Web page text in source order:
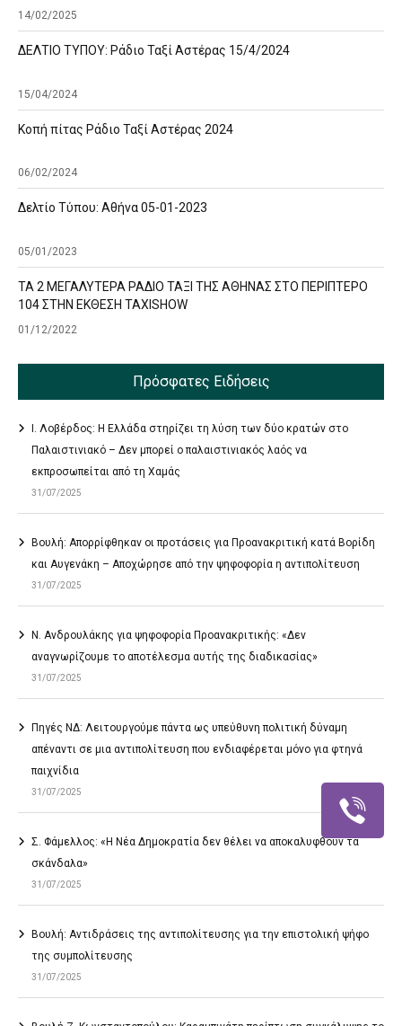
14/02/2025
ΔΕΛΤΙΟ ΤΥΠΟΥ: Ράδιο Ταξί Αστέρας 15/4/2024
15/04/2024
Κοπή πίτας Ράδιο Ταξί Αστέρας 2024
06/02/2024
Δελτίο Τύπου: Αθήνα 05-01-2023
05/01/2023
ΤΑ 2 ΜΕΓΑΛΥΤΕΡΑ ΡΑΔΙΟ ΤΑΞΙ ΤΗΣ ΑΘΗΝΑΣ ΣΤΟ ΠΕΡΙΠΤΕΡΟ
104 ΣΤΗΝ ΕΚΘΕΣΗ TAXISHOW
01/12/2022
Πρόσφατες Ειδήσεις
Ι. Λοβέρδος: Η Ελλάδα στηρίζει τη λύση των δύο κρατών στο
Παλαιστινιακό – Δεν μπορεί ο παλαιστινιακός λαός να
εκπροσωπείται από τη Χαμάς
31/07/2025
Βουλή: Απορρίφθηκαν οι προτάσεις για Προανακριτική κατά Βορίδη
και Αυγενάκη – Αποχώρησε από την ψηφοφορία η αντιπολίτευση
31/07/2025
Ν. Ανδρουλάκης για ψηφοφορία Προανακριτικής: «Δεν
αναγνωρίζουμε το αποτέλεσμα αυτής της διαδικασίας»
31/07/2025
Πηγές ΝΔ: Λειτουργούμε πάντα ως υπεύθυνη πολιτική δύναμη
απέναντι σε μια αντιπολίτευση που ενδιαφέρεται μόνο για φτηνά
παιχνίδια
31/07/2025
Σ. Φάμελλος: «Η Νέα Δημοκρατία δεν θέλει να αποκαλυφθούν τα
σκάνδαλα»
31/07/2025
Βουλή: Αντιδράσεις της αντιπολίτευσης για την επιστολική ψήφο
της συμπολίτευσης
31/07/2025